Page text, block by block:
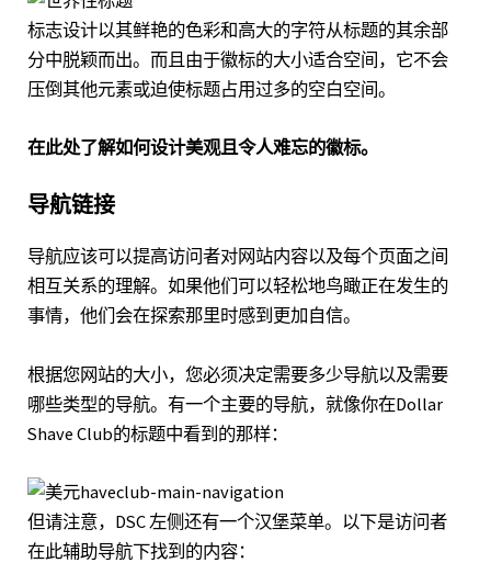
标志设计以其鲜艳的色彩和高大的字符从标题的其余部
分中脱颖而出。而且由于徽标的大小适合空间，它不会
压倒其他元素或迫使标题占用过多的空白空间。
在此处了解如何设计美观且令人难忘的徽标。
导航链接
导航应该可以提高访问者对网站内容以及每个页面之间
相互关系的理解。如果他们可以轻松地鸟瞰正在发生的
事情，他们会在探索那里时感到更加自信。
根据您网站的大小，您必须决定需要多少导航以及需要
哪些类型的导航。有一个主要的导航，就像你在Dollar
Shave Club的标题中看到的那样：
但请注意，DSC 左侧还有一个汉堡菜单。以下是访问者
在此辅助导航下找到的内容：